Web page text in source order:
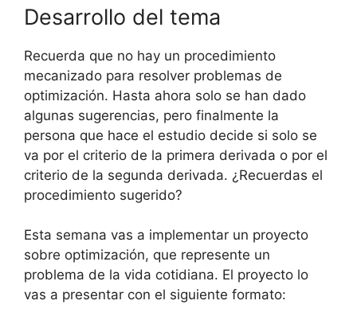
Desarrollo del tema
Recuerda que no hay un procedimiento
mecanizado para resolver problemas de
optimización. Hasta ahora solo se han dado
algunas sugerencias, pero finalmente la
persona que hace el estudio decide si solo se
va por el criterio de la primera derivada o por el
criterio de la segunda derivada. ¿Recuerdas el
procedimiento sugerido?
Esta semana vas a implementar un proyecto
sobre optimización, que represente un
problema de la vida cotidiana. El proyecto lo
vas a presentar con el siguiente formato: